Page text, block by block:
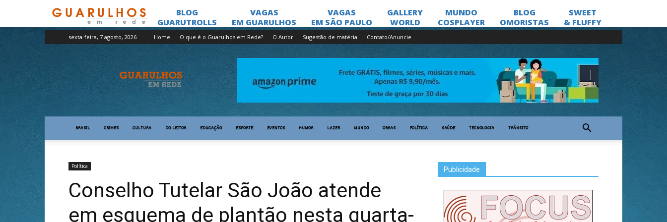
sexta-feira, 7 agosto, 2026 Home O que é o Guarulhos em Rede? O Autor Sugestão de matéria Contato/Anuncie
Guarulhos
em
Rede
BRASIL CRIMES CULTURA DO LEITOR EDUCAÇÃO ESPORTE EVENTOS HUMOR LAZER MUNDO OBRAS POLÍTICA SAÚDE TECNOLOGIA TRÂNSITO
Política
Conselho Tutelar São João atende
em esquema de plantão nesta quarta-
Publicidade